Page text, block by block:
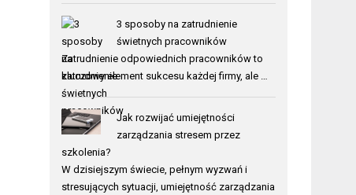
3 sposoby na zatrudnienie
świetnych pracowników
Zatrudnienie odpowiednich pracowników to
kluczowy element sukcesu każdej firmy, ale …
Jak rozwijać umiejętności
zarządzania stresem przez
szkolenia?
W dzisiejszym świecie, pełnym wyzwań i
stresujących sytuacji, umiejętność zarządzania